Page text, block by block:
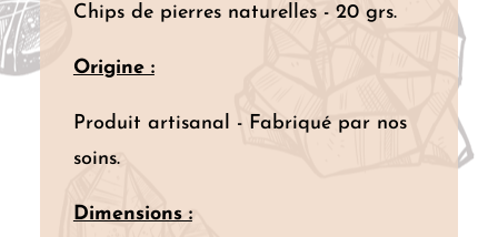
Chips de pierres naturelles - 20 grs.
Origine :
Produit artisanal - Fabriqué par nos
soins.
Dimensions :